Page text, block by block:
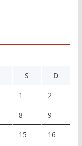
S D
1 2
8 9
15 16